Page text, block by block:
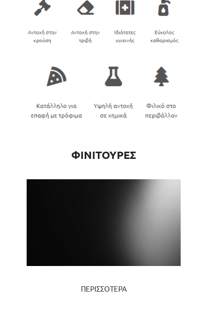
ΦΙΝΙΤΟΥΡΕΣ
ΠΕΡΙΣΣΟΤΕΡΑ